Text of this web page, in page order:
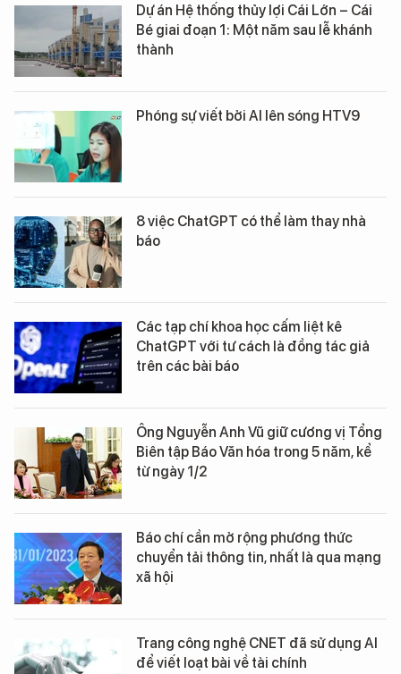
Dự án Hệ thống thủy lợi Cái Lớn – Cái
Bé giai đoạn 1: Một năm sau lễ khánh
thành
Phóng sự viết bởi AI lên sóng HTV9
8 việc ChatGPT có thể làm thay nhà
báo
Các tạp chí khoa học cấm liệt kê
ChatGPT với tư cách là đồng tác giả
trên các bài báo
Ông Nguyễn Anh Vũ giữ cương vị Tổng
Biên tập Báo Văn hóa trong 5 năm, kể
từ ngày 1/2
Báo chí cần mở rộng phương thức
chuyển tải thông tin, nhất là qua mạng
xã hội
Trang công nghệ CNET đã sử dụng AI
để viết loạt bài về tài chính